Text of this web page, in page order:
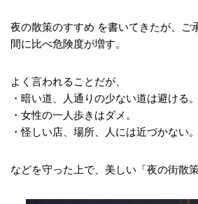
夜の散策のすすめ を書いてきたが、ご
間に比べ危険度が増す。
よく言われることだが、
・暗い道、人通りの少ない道は避ける。
・女性の一人歩きはダメ。
・怪しい店、場所、人には近づかない。
などを守った上で、美しい「夜の街散